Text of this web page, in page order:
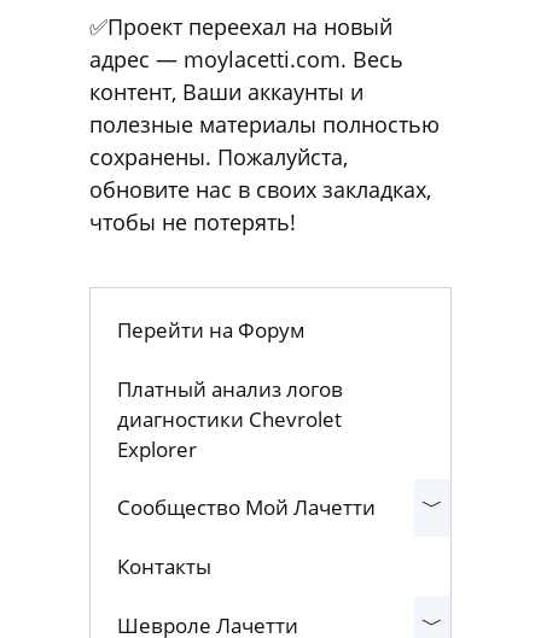
✅Проект переехал на новый
адрес — moylacetti.com. Весь
контент, Ваши аккаунты и
полезные материалы полностью
сохранены. Пожалуйста,
обновите нас в своих закладках,
чтобы не потерять!
Перейти на Форум
Платный анализ логов
диагностики Chevrolet
Explorer
Сообщество Мой Лачетти
Контакты
Шевроле Лачетти